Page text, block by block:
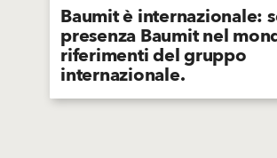
Baumit è internazionale:
presenza Baumit nel
riferimenti del gruppo
internazionale.